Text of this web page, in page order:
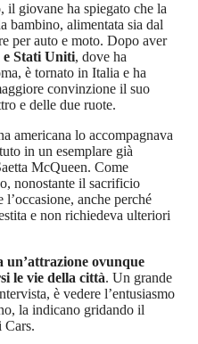
il giovane ha spiegato che la
bambino, alimentata sia dal
per auto e moto. Dopo aver
Stati Uniti, dove ha
è tornato in Italia e ha
convinzione il suo
e delle due ruote.
americana lo accompagnava
in un esemplare già
McQueen. Come
nonostante il sacrificio
anche perché
e non richiedeva ulteriori
un’attrazione ovunque
le vie della città. Un grande
è vedere l’entusiasmo
la indicano gridando il
Cars.